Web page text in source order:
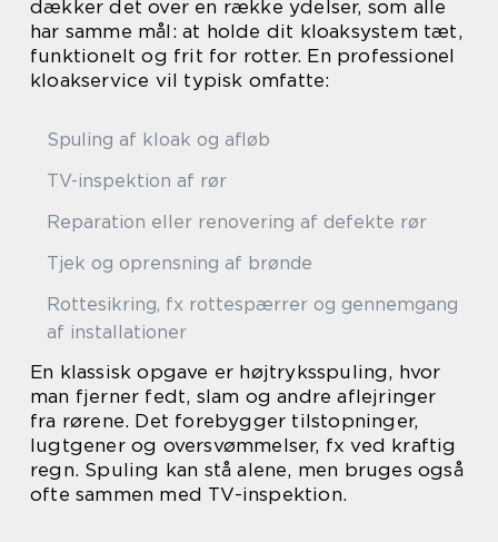
dækker det over en række ydelser, som alle
har samme mål: at holde dit kloaksystem tæt,
funktionelt og frit for rotter. En professionel
kloakservice vil typisk omfatte:
Spuling af kloak og afløb
TV-inspektion af rør
Reparation eller renovering af defekte rør
Tjek og oprensning af brønde
Rottesikring, fx rottespærrer og gennemgang
af installationer
En klassisk opgave er højtryksspuling, hvor
man fjerner fedt, slam og andre aflejringer
fra rørene. Det forebygger tilstopninger,
lugtgener og oversvømmelser, fx ved kraftig
regn. Spuling kan stå alene, men bruges også
ofte sammen med TV-inspektion.